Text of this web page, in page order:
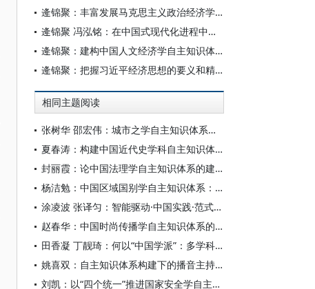
逄锦聚：丰富发展马克思主义政治经济学社会再生产理论
逄锦聚 冯泓铭：在中国式现代化进程中扎实推进共同富裕
逄锦聚：建构中国人文经济学自主知识体系
逄锦聚：把握习近平经济思想的要义和精髓
相同主题阅读
张树华 邵宏伟：城市之学自主知识体系正在加快形成
夏春涛：构建中国近代史学科自主知识体系刍议
封丽霞：论中国法理学自主知识体系的建构
杨洁勉：中国区域国别学自主知识体系：本原、借鉴和建构
涂凌波 张译匀：智能驱动·中国实践·范式创新：“构建中国新闻传播学自主知识体系”专题研讨会综述
赵春华：中国时尚传播学自主知识体系的内在逻辑与实践路径
田香凝 丁靓琦：何以“中国学派”：多学科视野下中国特色新闻传播学建设的研究
姚喜双：自主知识体系构建下的播音主持高等专业教育研究
刘凯：以“四个统一”推进国家安全学自主知识体系构建